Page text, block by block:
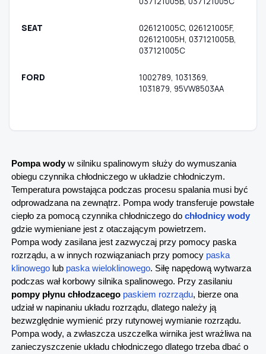
SEAT
026121005C, 026121005F,
026121005H, 037121005B,
037121005C
FORD
1002789, 1031369,
1031879, 95VW8503AA
Pompa wodyw silniku spalinowym służy do wymuszania
obiegu czynnika chłodniczego w układzie chłodniczym.
Temperatura powstająca podczas procesu spalania musi być
odprowadzana na zewnątrz. Pompa wody transferuje powstałe
ciepło za pomocą czynnika chłodniczego do chłodnicy wody
gdzie wymieniane jest z otaczającym powietrzem.
Pompa wody zasilana jest zazwyczaj przy pomocy paska
rozrządu, a w innych rozwiązaniach przy pomocy paska
klinowego lub paska wieloklinowego. Siłę napędową wytwarza
podczas wał korbowy silnika spalinowego. Przy zasilaniu
pompy płynu chłodzacego paskiem rozrządu, bierze ona
udział w napinaniu układu rozrządu, dlatego należy ją
bezwzględnie wymienić przy rutynowej wymianie rozrządu.
Pompa wody, a zwłaszcza uszczelka wirnika jest wrażliwa na
zanieczyszczenie układu chłodniczego dlatego trzeba dbać o